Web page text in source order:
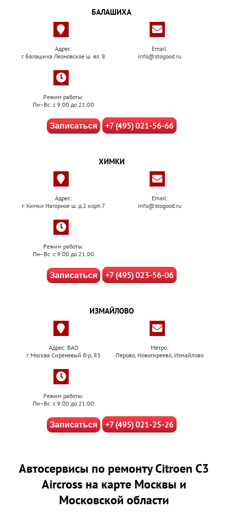
БАЛАШИХА
Адрес:
г. Балашиха Леоновское ш. вл. 8
Email:
info@stogood.ru
Режим работы:
Пн–Вс: с 9:00 до 21:00
Записаться +7 (495) 021-56-66
ХИМКИ
Адрес:
г. Химки Нагорное ш. д.2 корп.7
Email:
info@stogood.ru
Режим работы:
Пн–Вс: с 9:00 до 21:00
Записаться +7 (495) 023-56-06
ИЗМАЙЛОВО
Адрес: ВАО
г. Москва Сиреневый б-р, 83
Метро:
Перово, Новогиреево, Измайлово
Режим работы:
Пн–Вс: с 9:00 до 21:00
Записаться +7 (495) 021-25-26
Автосервисы по ремонту Citroen C3
Aircross на карте Москвы и
Московской области